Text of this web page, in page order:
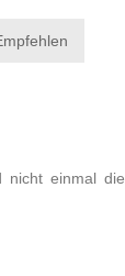
nicht einmal die